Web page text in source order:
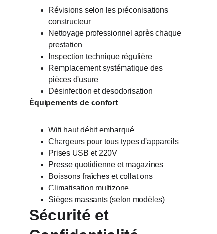
Révisions selon les préconisations
constructeur
Nettoyage professionnel après chaque
prestation
Inspection technique régulière
Remplacement systématique des
pièces d'usure
Désinfection et désodorisation
Équipements de confort
Wifi haut débit embarqué
Chargeurs pour tous types d'appareils
Prises USB et 220V
Presse quotidienne et magazines
Boissons fraîches et collations
Climatisation multizone
Sièges massants (selon modèles)
Sécurité et